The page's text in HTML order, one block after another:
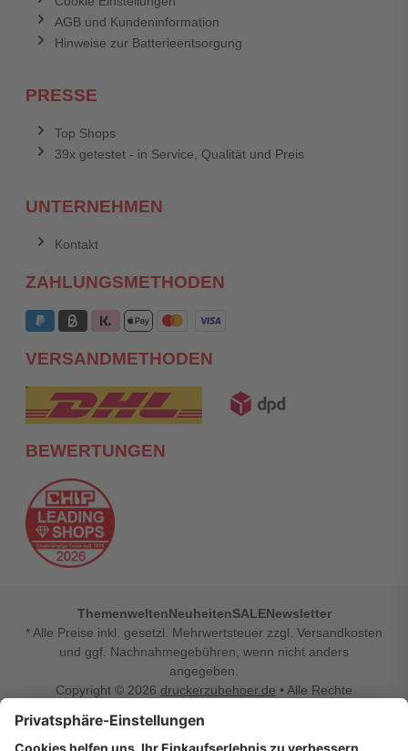
AGB und Kundeninformation
Hinweise zur Batterieentsorgung
PRESSE
Top Shops
39x getestet - in Service, Qualität und Preis
UNTERNEHMEN
Kontakt
ZAHLUNGSMETHODEN
VERSANDMETHODEN
BEWERTUNGEN
ThemenweltenNeuheitenSALENewsletter
* Alle Preise inkl. gesetzl. Mehrwertsteuer zzgl. Versandkosten
und ggf. Nachnahmegebühren, wenn nicht anders
angegeben.
Copyright © 2026 druckerzubehoer.de • Alle Rechte
Vertrag widerrufen